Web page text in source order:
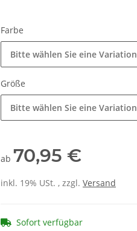
Farbe
Bitte wählen Sie eine
Größe
Bitte wählen Sie eine
ab 70,95 €
inkl. 19% USt. , zzgl. Versand
Sofort verfügbar